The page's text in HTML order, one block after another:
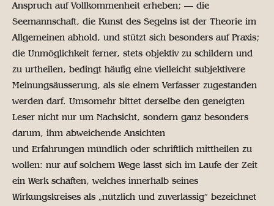
Anspruch auf Vollkommenheit erheben; — die
Seemannschaft, die Kunst des Segelns ist der Theorie im
Allgemeinen abhold, und stützt sich besonders auf Praxis;
die Unmöglichkeit ferner, stets objektiv zu schildern und
zu urtheilen, bedingt häufig eine vielleicht subjektivere
Meinungsäusserung, als sie einem Verfasser zugestanden
werden darf. Umsomehr bittet derselbe den geneigten
Leser nicht nur um Nachsicht, sondern ganz besonders
darum, ihm abweichende Ansichten
und Erfahrungen mündlich oder schriftlich mittheilen zu
wollen: nur auf solchem Wege lässt sich im Laufe der Zeit
ein Werk schäften, welches innerhalb seines
Wirkungskreises als „nützlich und zuverlässig” bezeichnet